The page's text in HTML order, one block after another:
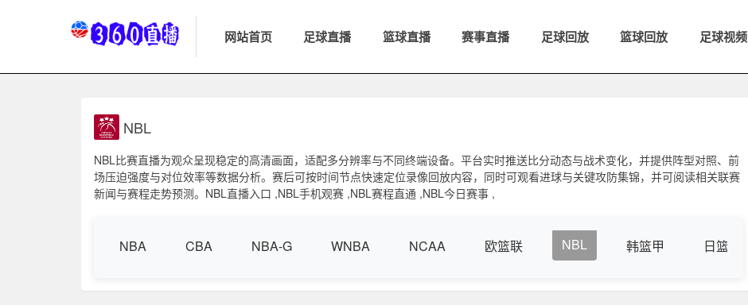
网站首页 足球直播 篮球直播 赛事直播 足球回放 篮球回放 足球视频
NBL
NBL比赛直播为观众呈现稳定的高清画面，适配多分辨率与不同终端设备。平台实时推送比分动态与战术变化，并提供阵型对照、前
场压迫强度与对位效率等数据分析。赛后可按时间节点快速定位录像回放内容，同时可观看进球与关键攻防集锦，并可阅读相关联赛
新闻与赛程走势预测。NBL直播入口 ,NBL手机观赛 ,NBL赛程直通 ,NBL今日赛事 ,
NBA CBA NBA-G WNBA NCAA 欧篮联 NBL 韩篮甲 日篮B1